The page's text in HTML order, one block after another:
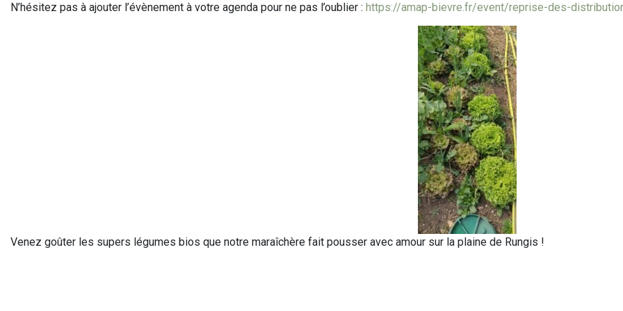
N’hésitez pas à ajouter l’évènement à votre agenda pour ne pas l’oublier : https://amap-bievre.fr/event/reprise-des-
Venez goûter les supers légumes bios que notre maraîchère fait pousser avec amour sur la plaine de Rungis !